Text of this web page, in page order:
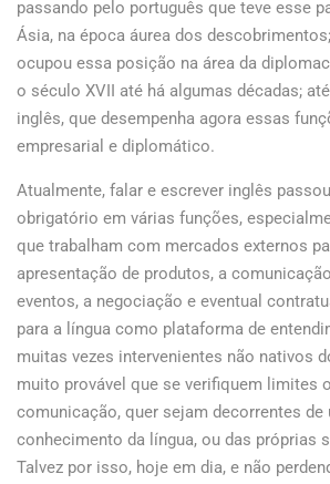
passando pelo português que teve esse
Ásia, na época áurea dos
ocupou essa posição na área da
o século XVII até há algumas décadas;
inglês, que desempenha agora essas
empresarial e diplomático.
Atualmente, falar e escrever inglês
obrigatório em várias funções,
que trabalham com mercados externos
apresentação de produtos, a
eventos, a negociação e eventual
para a língua como plataforma de
muitas vezes intervenientes não nativos
muito provável que se verifiquem limites
comunicação, quer sejam decorrentes de
conhecimento da língua, ou das próprias
Talvez por isso, hoje em dia, e não